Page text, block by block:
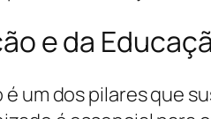
e da
um dos pilares que